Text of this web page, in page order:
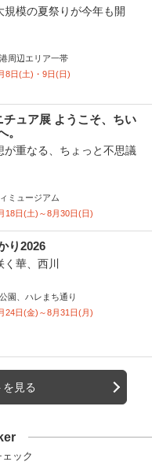
規模の夏祭りが今年も開
周辺エリア一帯
8日(土)・9日(日)
ュア展 ようこそ、ちい
。
が重なる、ちょっと不思議
ミュージアム
18日(土)～8月30日(日)
り2026
華、西川
園、ハレまち通り
24日(金)～8月31日(月)
見る
ック